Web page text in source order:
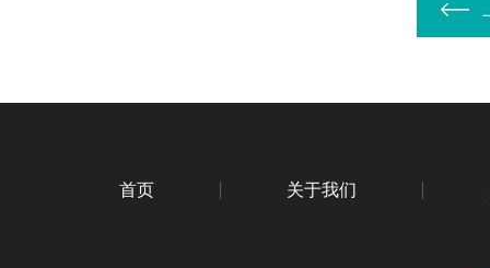
首页 关于我们